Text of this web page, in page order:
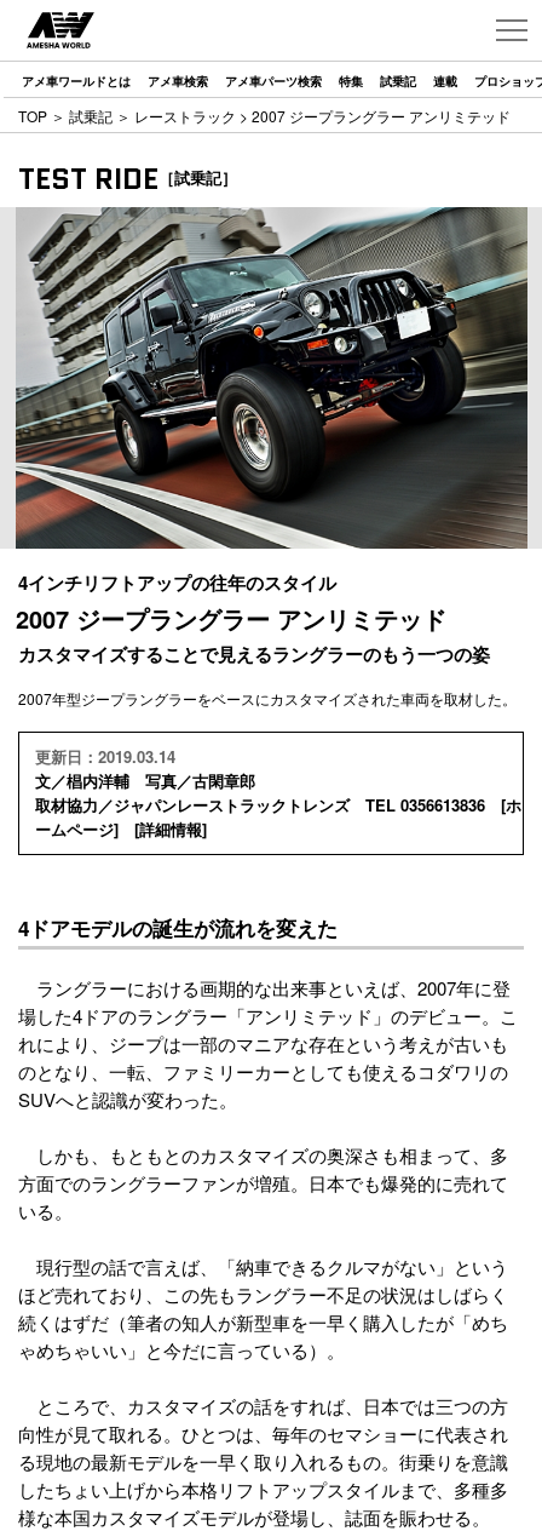
アメ車ワールドとは アメ車検索 アメ車パーツ検索 特集 試乗記 連載 プロショッ
TOP ＞ 試乗記 ＞ レーストラック > 2007 ジープラングラー アンリミテッド
TEST RIDE ［試乗記］
4インチリフトアップの往年のスタイル
2007 ジープラングラー アンリミテッド
カスタマイズすることで見えるラングラーのもう一つの姿
2007年型ジープラングラーをベースにカスタマイズされた車両を取材した。
更新日：2019.03.14
文／椙内洋輔 写真／古閑章郎
取材協力／ジャパンレーストラックトレンズ TEL 0356613836 [ホ
ームページ] [詳細情報]
4ドアモデルの誕生が流れを変えた
ラングラーにおける画期的な出来事といえば、2007年に登
場した4ドアのラングラー「アンリミテッド」のデビュー。こ
れにより、ジープは一部のマニアな存在という考えが古いも
のとなり、一転、ファミリーカーとしても使えるコダワリの
SUVへと認識が変わった。
しかも、もともとのカスタマイズの奥深さも相まって、多
方面でのラングラーファンが増殖。日本でも爆発的に売れて
いる。
現行型の話で言えば、「納車できるクルマがない」という
ほど売れており、この先もラングラー不足の状況はしばらく
続くはずだ（筆者の知人が新型車を一早く購入したが「めち
ゃめちゃいい」と今だに言っている）。
ところで、カスタマイズの話をすれば、日本では三つの方
向性が見て取れる。ひとつは、毎年のセマショーに代表され
る現地の最新モデルを一早く取り入れるもの。街乗りを意識
したちょい上げから本格リフトアップスタイルまで、多種多
様な本国カスタマイズモデルが登場し、誌面を賑わせる。